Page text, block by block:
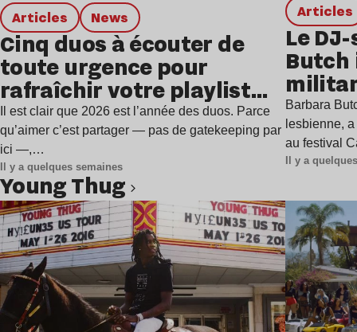
Articles news
Cinq duos à écouter de
toute urgence pour
rafraîchir votre playlist
estivale
Il est clair que 2026 est l’année des duos. Parce
qu’aimer c’est partager — pas de gatekeeping par
ici —,…
Il y a quelques semaines
Articles
Le
Butch
à
Barbara
lesbienne,
au festival
Il y a
Young Thug
Lire l’article